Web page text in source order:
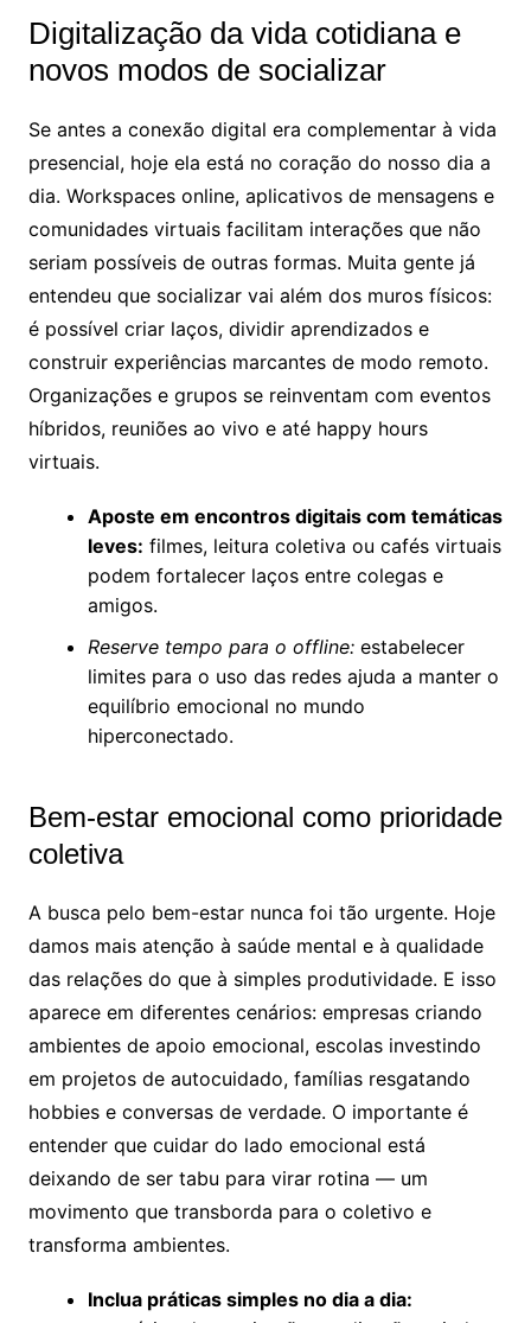
Digitalização da vida cotidiana e
novos modos de socializar
Se antes a conexão digital era complementar à vida
presencial, hoje ela está no coração do nosso dia a
dia. Workspaces online, aplicativos de mensagens e
comunidades virtuais facilitam interações que não
seriam possíveis de outras formas. Muita gente já
entendeu que socializar vai além dos muros físicos:
é possível criar laços, dividir aprendizados e
construir experiências marcantes de modo remoto.
Organizações e grupos se reinventam com eventos
híbridos, reuniões ao vivo e até happy hours
virtuais.
Aposte em encontros digitais com temáticas
leves: filmes, leitura coletiva ou cafés virtuais
podem fortalecer laços entre colegas e
amigos.
Reserve tempo para o offline:estabelecer
limites para o uso das redes ajuda a manter o
equilíbrio emocional no mundo
hiperconectado.
Bem-estar emocional como prioridade
coletiva
A busca pelo bem-estar nunca foi tão urgente. Hoje
damos mais atenção à saúde mental e à qualidade
das relações do que à simples produtividade. E isso
aparece em diferentes cenários: empresas criando
ambientes de apoio emocional, escolas investindo
em projetos de autocuidado, famílias resgatando
hobbies e conversas de verdade. O importante é
entender que cuidar do lado emocional está
deixando de ser tabu para virar rotina — um
movimento que transborda para o coletivo e
transforma ambientes.
Inclua práticas simples no dia a dia: